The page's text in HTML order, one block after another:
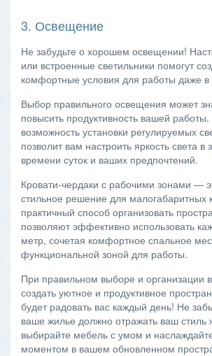
3. Освещение
Не забудьте о хорошем освещении!
или встроенные светильники помогут
комфортные условия для работы даже
Выбор правильного освещения может
повысить продуктивность вашей
возможность установки регулируемых
позволит вам настроить яркость света в
времени суток и ваших предпочтений.
Кровати-чердаки с рабочими зонами —
стильное решение для малогабаритных
практичный способ организовать
позволяют эффективно использовать
метр, сочетая комфортное спальное
функциональной зоной для работы.
При правильном выборе и организации
создать уютное и продуктивное
будет радовать вас каждый день! Не
ваше жилье должно отражать ваш
выбирайте мебель с умом и
моментом в вашем обновленном